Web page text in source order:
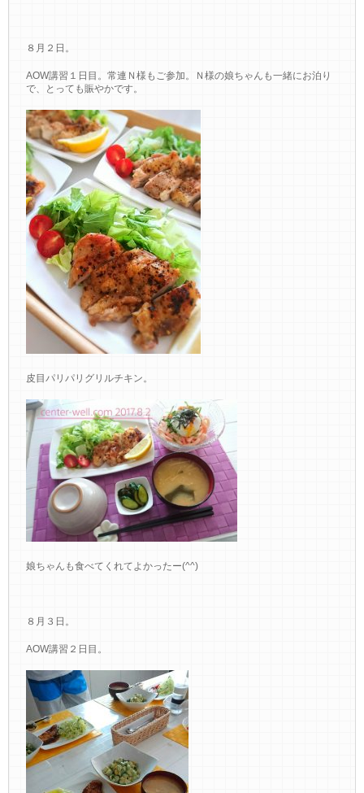
８月２日。
AOW講習１日目。常連Ｎ様もご参加。Ｎ様の娘ちゃんも一緒にお泊り
で、とっても賑やかです。
皮目パリパリグリルチキン。
娘ちゃんも食べてくれてよかったー(^^)
８月３日。
AOW講習２日目。